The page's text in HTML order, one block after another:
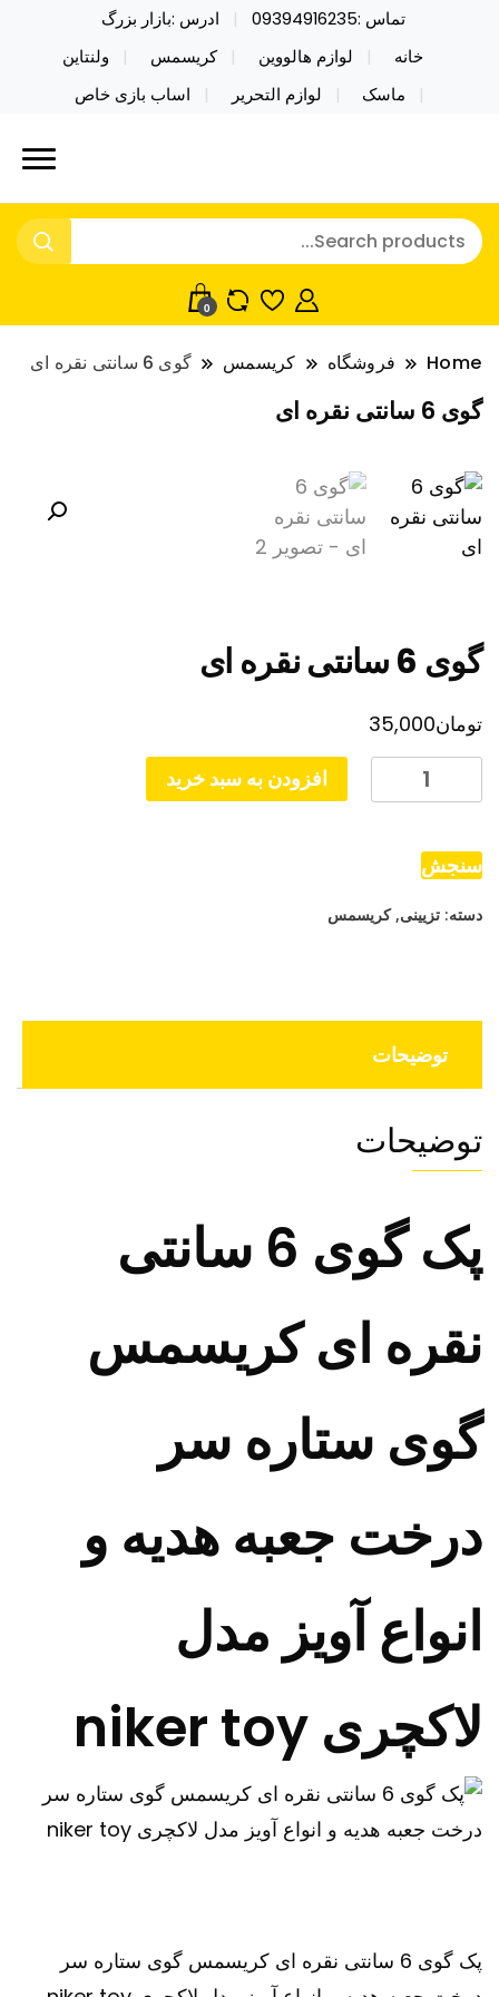
تماس :09394916235
ادرس :بازار بزرگ
خانه
لوازم هالووین کریسمس
ولنتاین
ماسک
لوازم التحریر اساب بازی خاص
نایکر توی فروش عمده لوازم هالووین
ولن تاین کادویی کریسمس اکسسوری
خرید محصولات خاص فیجت اسباب بازی تراول ماگ نایکر
توی فروش عمده لوازم هالووین ولن تاین کادویی
کریسمس اکسسوری ماسک در واردات مستقیم
0
Home فروشگاه کریسمس گوی 6 سانتی نقره ای
گوی 6 سانتی نقره ای
گوی 6 سانتی نقره ای
تومان35,000
6
نقره
عدد
افزودن به سبد خرید
سنجش
دسته: تزیینی,کریسمس
توضیحات
توضیحات
پک گوی 6 سانتی
نقره ای کریسمس
گوی ستاره سر
درخت جعبه هدیه و
انواع آویز مدل
لاکچری niker toy
پک گوی 6 سانتی نقره ای کریسمس گوی ستاره سر